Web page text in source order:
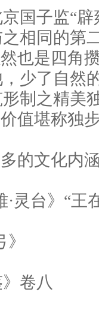
子监“辟
相同的第
也是四角
少了自然
制之精美
值堪称独
的文化内
台》“王
卷八